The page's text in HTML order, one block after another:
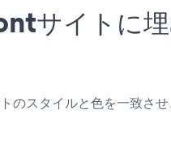
イトに埋
スタイルと色を一致